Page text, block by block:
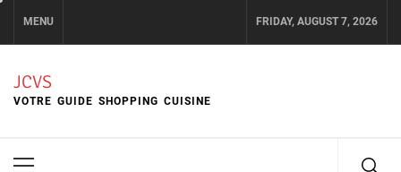
content
MENU FRIDAY, AUGUST 7, 2026
JCVS
VOTRE GUIDE SHOPPING CUISINE